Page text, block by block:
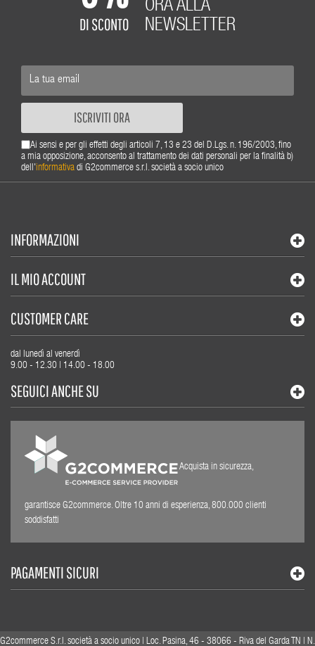
DI SCONTO
ORA ALLA
NEWSLETTER
ISCRIVITI ORA
Ai sensi e per gli effetti degli articoli 7, 13 e 23 del D.Lgs. n. 196/2003, fino
a mia opposizione, acconsento al trattamento dei dati personali per la finalità b)
dell'informativa di G2commerce s.r.l. società a socio unico
INFORMAZIONI
IL MIO ACCOUNT
CUSTOMER CARE
dal lunedì al venerdì
9.00 - 12.30 | 14.00 - 18.00
SEGUICI ANCHE SU
Acquista in sicurezza,
garantisce G2commerce. Oltre 10 anni di esperienza, 800.000 clienti
soddisfatti
PAGAMENTI SICURI
G2commerce S.r.l. società a socio unico | Loc. Pasina, 46 - 38066 - Riva del Garda TN | N.